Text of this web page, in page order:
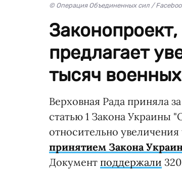
© Операция Объединенных сил /
предлагает
тысяч
Верховная Рада приняла
статью 1 Закона Украины
относительно
принятием Закона
Документ поддержали